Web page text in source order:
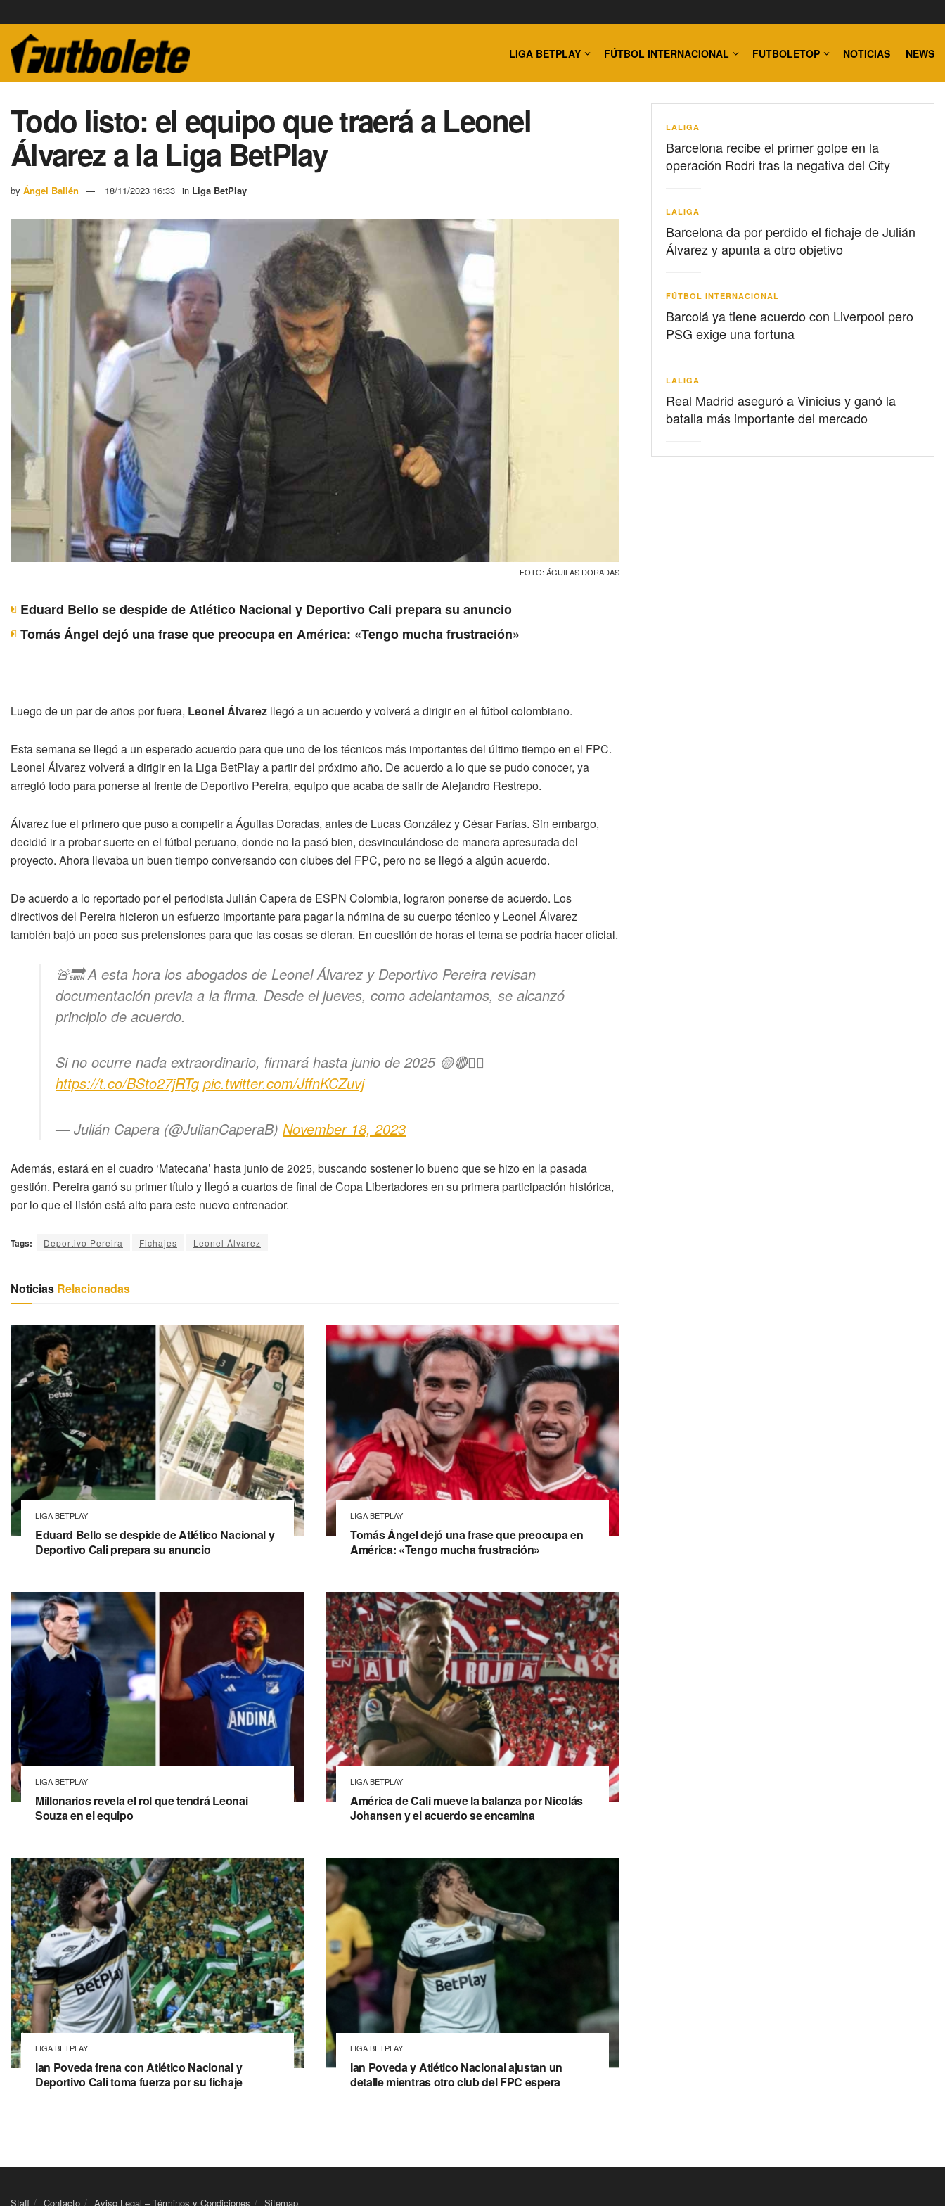
LIGA BETPLAY FÚTBOL INTERNACIONAL FUTBOLETOP NOTICIAS NEWS
Todo listo: el equipo que traerá a Leonel
Álvarez a la Liga BetPlay
by Ángel Ballén 18/11/2023 16:33 in Liga BetPlay
FOTO: ÁGUILAS DORADAS
Eduard Bello se despide de Atlético Nacional y Deportivo Cali prepara su anuncio
Tomás Ángel dejó una frase que preocupa en América: «Tengo mucha frustración»
Luego de un par de años por fuera, Leonel Álvarez llegó a un acuerdo y volverá a dirigir en el fútbol colombiano.
Esta semana se llegó a un esperado acuerdo para que uno de los técnicos más importantes del último tiempo en el FPC.
Leonel Álvarez volverá a dirigir en la Liga BetPlay a partir del próximo año. De acuerdo a lo que se pudo conocer, ya
arregló todo para ponerse al frente de Deportivo Pereira, equipo que acaba de salir de Alejandro Restrepo.
Álvarez fue el primero que puso a competir a Águilas Doradas, antes de Lucas González y César Farías. Sin embargo,
decidió ir a probar suerte en el fútbol peruano, donde no la pasó bien, desvinculándose de manera apresurada del
proyecto. Ahora llevaba un buen tiempo conversando con clubes del FPC, pero no se llegó a algún acuerdo.
De acuerdo a lo reportado por el periodista Julián Capera de ESPN Colombia, lograron ponerse de acuerdo. Los
directivos del Pereira hicieron un esfuerzo importante para pagar la nómina de su cuerpo técnico y Leonel Álvarez
también bajó un poco sus pretensiones para que las cosas se dieran. En cuestión de horas el tema se podría hacer oficial.
🚨🔜 A esta hora los abogados de Leonel Álvarez y Deportivo Pereira revisan
documentación previa a la firma. Desde el jueves, como adelantamos, se alcanzó
principio de acuerdo.
Si no ocurre nada extraordinario, firmará hasta junio de 2025 🟡🔴✍🏾
https://t.co/BSto27jRTg pic.twitter.com/JffnKCZuvj
— Julián Capera (@JulianCaperaB) November 18, 2023
Además, estará en el cuadro ‘Matecaña’ hasta junio de 2025, buscando sostener lo bueno que se hizo en la pasada
gestión. Pereira ganó su primer título y llegó a cuartos de final de Copa Libertadores en su primera participación histórica,
por lo que el listón está alto para este nuevo entrenador.
Tags: Deportivo Pereira Fichajes Leonel Álvarez
Noticias Relacionadas
LIGA BETPLAY
Eduard Bello se despide de Atlético Nacional y
Deportivo Cali prepara su anuncio
LIGA BETPLAY
Tomás Ángel dejó una frase que preocupa en
América: «Tengo mucha frustración»
LIGA BETPLAY
Millonarios revela el rol que tendrá Leonai
Souza en el equipo
LIGA BETPLAY
América de Cali mueve la balanza por Nicolás
Johansen y el acuerdo se encamina
LIGA BETPLAY
Ian Poveda frena con Atlético Nacional y
Deportivo Cali toma fuerza por su fichaje
LIGA BETPLAY
Ian Poveda y Atlético Nacional ajustan un
detalle mientras otro club del FPC espera
LALIGA
Barcelona recibe el primer golpe en la
operación Rodri tras la negativa del City
LALIGA
Barcelona da por perdido el fichaje de Julián
Álvarez y apunta a otro objetivo
FÚTBOL INTERNACIONAL
Barcolá ya tiene acuerdo con Liverpool pero
PSG exige una fortuna
LALIGA
Real Madrid aseguró a Vinicius y ganó la
batalla más importante del mercado
Staff Contacto Aviso Legal – Términos y Condiciones Sitemap